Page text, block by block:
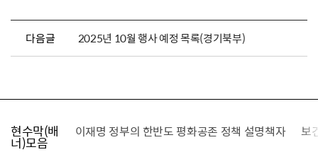
다음글 2025년 10월 행사 예정 목록(경기북부)
현수막(배
너)모음
찾습니다 이재명 정부의 한반도 평화공존 정책 설명책자 보